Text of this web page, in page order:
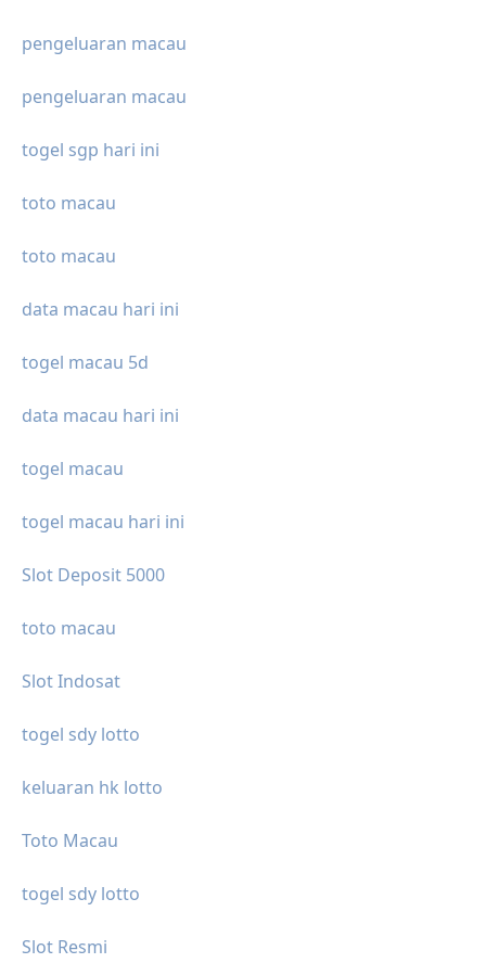
pengeluaran macau
pengeluaran macau
togel sgp hari ini
toto macau
toto macau
data macau hari ini
togel macau 5d
data macau hari ini
togel macau
togel macau hari ini
Slot Deposit 5000
toto macau
Slot Indosat
togel sdy lotto
keluaran hk lotto
Toto Macau
togel sdy lotto
Slot Resmi